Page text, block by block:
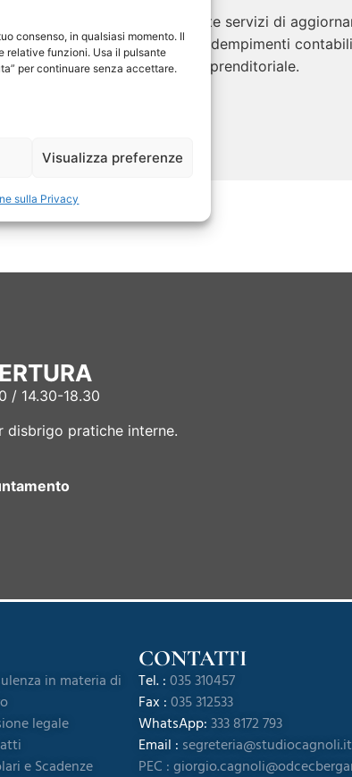
consenso, in qualsiasi momento. Il
relative funzioni. Usa il pulsante
per continuare senza accettare.
Visualizza preferenze
sulla Privacy
Assistenza contabile mediante servizi di
contabilità e gestione degli adempimenti
ogni tipologia di iniziativa imprenditoriale.
/ 14.30-18.30
disbrigo pratiche interne.
in materia di
legale
e Scadenze
CONTATTI
Tel. : 035 310457
Fax : 035 312533
WhatsApp: 333 8172 793
Email : segreteria@studiocagnoli.it
PEC :